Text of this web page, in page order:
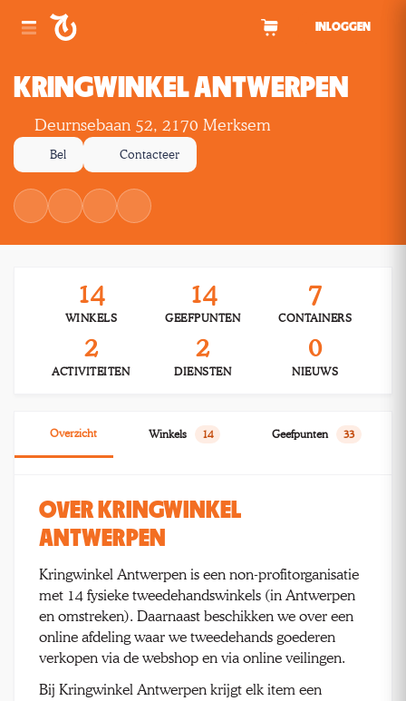
INLOGGEN
KRINGWINKEL ANTWERPEN
Deurnsebaan 52, 2170 Merksem
Bel Contacteer
14
WINKELS
14
GEEFPUNTEN
7
CONTAINERS
2
ACTIVITEITEN
2
DIENSTEN
0
NIEUWS
Overzicht Winkels 14 Geefpunten 33
OVER KRINGWINKEL
ANTWERPEN
Kringwinkel Antwerpen is een non-profitorganisatie
met 14 fysieke tweedehandswinkels (in Antwerpen
en omstreken). Daarnaast beschikken we over een
online afdeling waar we tweedehands goederen
verkopen via de webshop en via online veilingen.
Bij Kringwinkel Antwerpen krijgt elk item een